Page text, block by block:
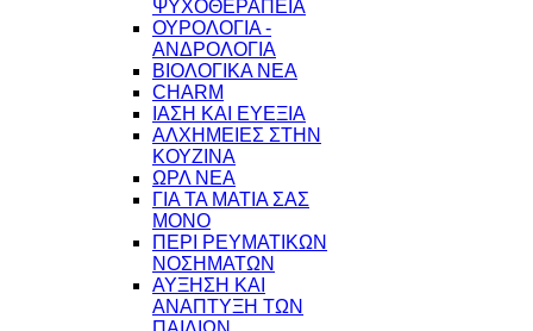
ΨΥΧΟΘΕΡΑΠΕΙΑ
ΟΥΡΟΛΟΓΙΑ -
ΑΝΔΡΟΛΟΓΙΑ
ΒΙΟΛΟΓΙΚΑ ΝΕΑ
CHARM
ΙΑΣΗ ΚΑΙ ΕΥΕΞΙΑ
ΑΛΧΗΜΕΙΕΣ ΣΤΗΝ
ΚΟΥΖΙΝΑ
ΩΡΛ ΝEA
ΓΙΑ ΤΑ ΜΑΤΙΑ ΣΑΣ
ΜΟΝΟ
ΠΕΡΙ ΡΕΥΜΑΤΙΚΩΝ
ΝΟΣΗΜΑΤΩΝ
ΑΥΞΗΣΗ ΚΑΙ
ΑΝΑΠΤΥΞΗ ΤΩΝ